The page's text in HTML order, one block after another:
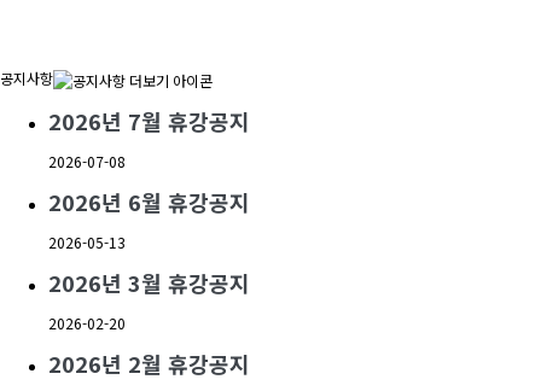
공지사항
2026년 7월 휴강공지
2026-07-08
2026년 6월 휴강공지
2026-05-13
2026년 3월 휴강공지
2026-02-20
2026년 2월 휴강공지